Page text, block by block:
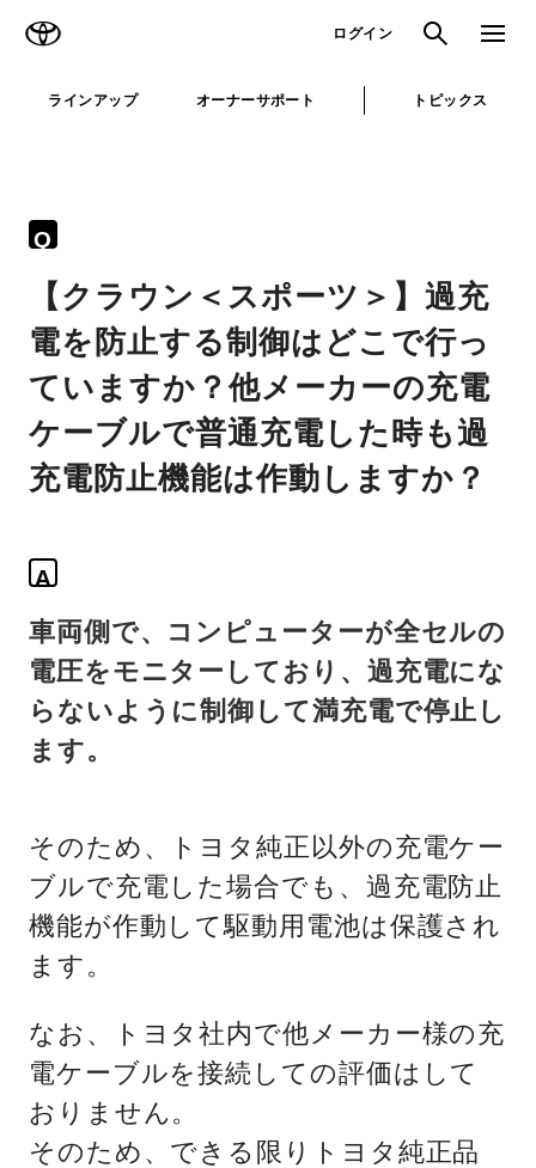
ログイン 検索 メニュ
ラインアップ オーナーサポート トピックス
Q
【クラウン＜スポーツ＞】過充
電を防止する制御はどこで行っ
ていますか？他メーカーの充電
ケーブルで普通充電した時も過
充電防止機能は作動しますか？
A
車両側で、コンピューターが全セルの
電圧をモニターしており、過充電にな
らないように制御して満充電で停止し
ます。
そのため、トヨタ純正以外の充電ケー
ブルで充電した場合でも、過充電防止
機能が作動して駆動用電池は保護され
ます。
なお、トヨタ社内で他メーカー様の充
電ケーブルを接続しての評価はして
おりません。
そのため、できる限りトヨタ純正品